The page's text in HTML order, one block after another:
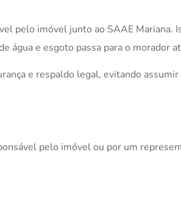
pelo imóvel junto ao SAAE Mariana.
água e esgoto passa para o morador
e respaldo legal, evitando
pelo imóvel ou por um